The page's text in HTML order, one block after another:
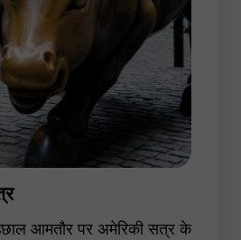
ट्रेडिंग सेशन का सहारा लेते
हासिल करने के भरपूर अवसर
का विश्लेषण करने और
जल्दी से निर्धारित करने की क्षमता
सकते हैं।
आमतौर पर अमेरिकी सत्र के